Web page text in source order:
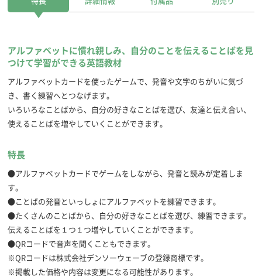
アルファベットに慣れ親しみ、自分のことを伝えることばを見
つけて学習ができる英語教材
アルファベットカードを使ったゲームで、発音や文字のちがいに気づ
き、書く練習へとつなげます。
いろいろなことばから、自分の好きなことばを選び、友達と伝え合い、
使えることばを増やしていくことができます。
特長
●アルファベットカードでゲームをしながら、発音と読みが定着しま
す。
●ことばの発音といっしょにアルファベットを練習できます。
●たくさんのことばから、自分の好きなことばを選び、練習できます。
伝えることばを１つ１つ増やしていくことができます。
●QRコードで音声を聞くこともできます。
※QRコードは株式会社デンソーウェーブの登録商標です。
※掲載した価格や内容は変更になる可能性があります。